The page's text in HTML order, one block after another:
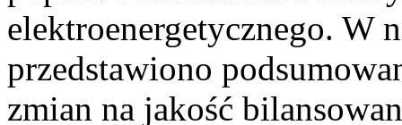
elektroenergetycznego. W
przedstawiono
zmian na jakość